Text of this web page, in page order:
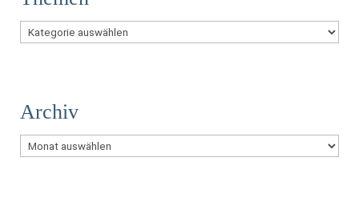
Themen
Archiv
Archiv